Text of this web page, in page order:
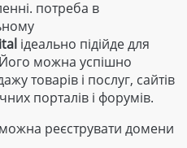
потреба в
ідеально підійде для
можна успішно
товарів і послуг, сайтів
порталів і форумів.
реєструвати домени